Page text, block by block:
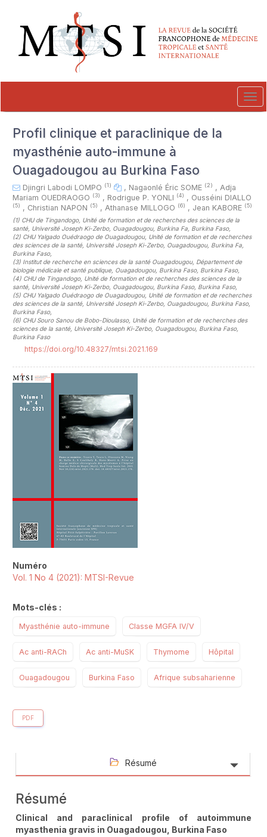
##plugins.themes.novelty.accessible_menu.main_navigation##
##plugins.themes.novelty.accessible_menu.main_content##
##plugins.themes.novelty.accessible_menu.sidebar##
Profil clinique et paraclinique de la
myasthénie auto-immune à
Ouagadougou au Burkina Faso
Djingri Labodi LOMPO (1) , Nagaonlé Éric SOME (2) , Adja
Mariam OUEDRAOGO (3) , Rodrigue P. YONLI (4) , Ousséini DIALLO
(5) , Christian NAPON (5) , Athanase MILLOGO (6) , Jean KABORE (5)
(1) CHU de Tingandogo, Unité de formation et de recherches des sciences de la
santé, Université Joseph Ki-Zerbo, Ouagadougou, Burkina Fa, Burkina Faso,
(2) CHU Yalgado Ouédraogo de Ouagadougou, Unité de formation et de recherches
des sciences de la santé, Université Joseph Ki-Zerbo, Ouagadougou, Burkina Fa,
Burkina Faso,
(3) Institut de recherche en sciences de la santé Ouagadougou, Département de
biologie médicale et santé publique, Ouagadougou, Burkina Faso, Burkina Faso,
(4) CHU de Tingandogo, Unité de formation et de recherches des sciences de la
santé, Université Joseph Ki-Zerbo, Ouagadougou, Burkina Faso, Burkina Faso,
(5) CHU Yalgado Ouédraogo de Ouagadougou, Unité de formation et de recherches
des sciences de la santé, Université Joseph Ki-Zerbo, Ouagadougou, Burkina Faso,
Burkina Faso,
(6) CHU Souro Sanou de Bobo-Dioulasso, Unité de formation et de recherches des
sciences de la santé, Université Joseph Ki-Zerbo, Ouagadougou, Burkina Faso,
Burkina Faso
https://doi.org/10.48327/mtsi.2021.169
Numéro
Vol. 1 No 4 (2021): MTSI-Revue
Mots-clés :
Myasthénie auto-immune Classe MGFA IV/V
Ac anti-RACh Ac anti-MuSK Thymome Hôpital
Ouagadougou Burkina Faso Afrique subsaharienne
PDF
Résumé
Résumé
Clinical and paraclinical profile of autoimmune
myasthenia gravis in Ouagadougou, Burkina Faso